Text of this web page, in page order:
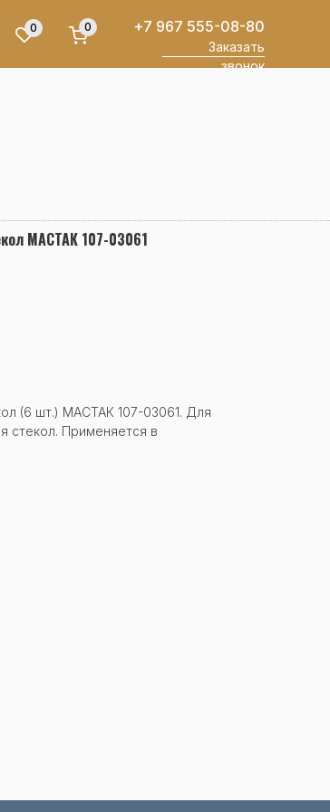
0 0 +7 967 555-08-80
Заказать
звонок
МАСТАК 107-03061
(6 шт.) МАСТАК 107-03061. Для
стекол. Применяется в